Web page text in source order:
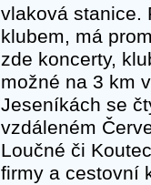
vlaková stanice.
klubem, má
zde koncerty,
možné na 3 km
Jeseníkách se
vzdáleném
Loučné či
firmy a cestovní